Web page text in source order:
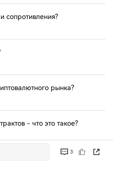
3
сопротивления?
рынка?
- что это такое?